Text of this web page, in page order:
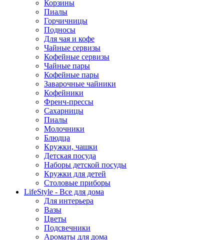
Корзины
Пиалы
Горчичницы
Подносы
Для чая и кофе
Чайные сервизы
Кофейные сервизы
Чайные пары
Кофейные пары
Заварочные чайники
Кофейники
Френч-прессы
Сахарницы
Пиалы
Молочники
Блюдца
Кружки, чашки
Детская посуда
Наборы детской посуды
Кружки для детей
Столовые приборы
LifeStyle - Все для дома
Для интерьера
Вазы
Цветы
Подсвечники
Ароматы для дома